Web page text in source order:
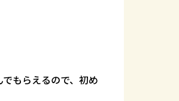
もらえるので、初め